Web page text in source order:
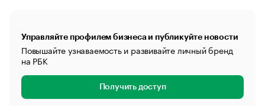
Управляйте профилем бизнеса и публикуйте новости
Повышайте узнаваемость и развивайте личный бренд
на РБК
Получить доступ